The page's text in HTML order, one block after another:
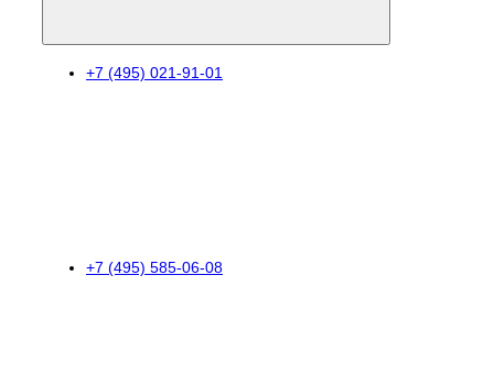
+7 (495) 021-91-01
+7 (495) 585-06-08